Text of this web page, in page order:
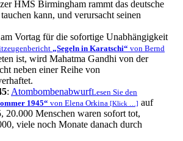
HMS Birmingham rammt das deutsche
kann, und verursacht seinen
Vortag für die sofortige Unabhängigkeit
Segeln in Karatschi
von Bernd
ist, wird Mahatma Gandhi von der
neben einer Reihe von
: AtombombenabwurfLesen Sie den
1945 von Elena Orkina [Klick …] auf
20.000 Menschen waren sofort tot,
viele noch Monate danach durch